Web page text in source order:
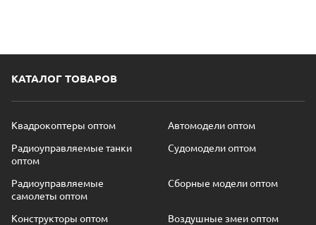
КАТАЛОГ ТОВАРОВ
Квадрокоптеры оптом
Автомодели оптом
Радиоуправляемые танки
оптом
Судомодели оптом
Радиоуправляемые
самолеты оптом
Сборные модели оптом
Конструкторы оптом
Воздушные змеи оптом